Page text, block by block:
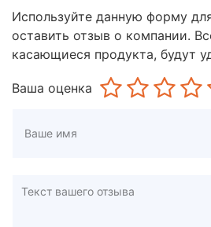
Используйте данную форму
оставить отзыв о компании.
касающиеся продукта, будут
Ваша оценка